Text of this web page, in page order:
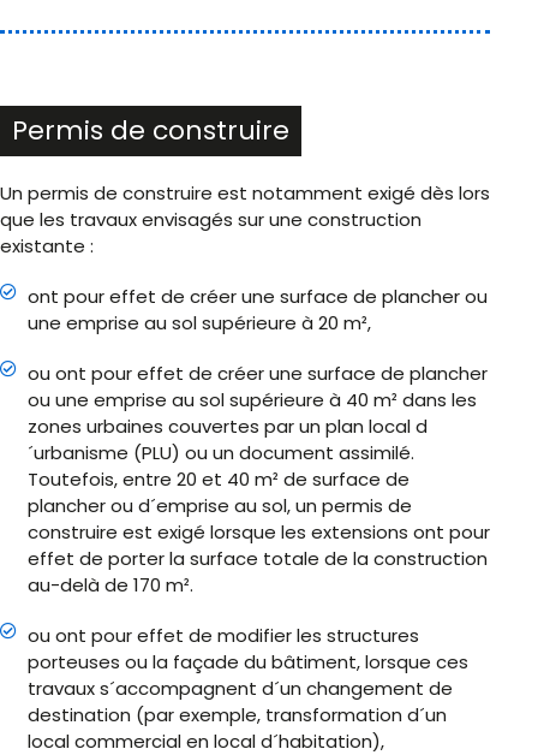
Permis de construire
Un permis de construire est notamment exigé dès lors
que les travaux envisagés sur une construction
existante :
ont pour effet de créer une surface de plancher ou
une emprise au sol supérieure à 20 m²,
ou ont pour effet de créer une surface de plancher
ou une emprise au sol supérieure à 40 m² dans les
zones urbaines couvertes par un plan local d
´urbanisme (PLU) ou un document assimilé.
Toutefois, entre 20 et 40 m² de surface de
plancher ou d´emprise au sol, un permis de
construire est exigé lorsque les extensions ont pour
effet de porter la surface totale de la construction
au-delà de 170 m².
ou ont pour effet de modifier les structures
porteuses ou la façade du bâtiment, lorsque ces
travaux s´accompagnent d´un changement de
destination (par exemple, transformation d´un
local commercial en local d´habitation),